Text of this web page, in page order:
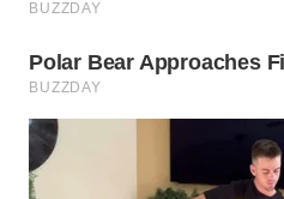
LABUANBAJO
WN
BORNEO